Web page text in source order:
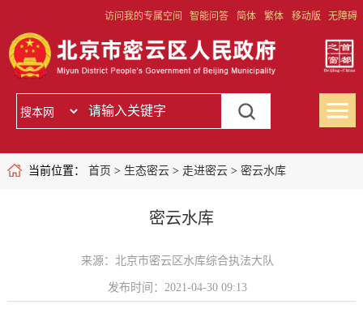
访问我的专属空间 智能问答 简体 繁体 移动版 无障碍
当前位置： 首页 > 生态密云> 走进密云> 密云水库
密云水库
来源：北京市密云区水库综合执法大队
发布时间：2021-04-30 09:13